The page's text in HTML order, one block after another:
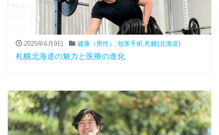
2025年6月9日 健康（男性） 包茎手術, 札幌(北海道)
札幌北海道の魅力と医療の進化